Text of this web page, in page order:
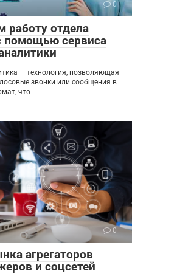
0
работу отдела
помощью сервиса
— технология, позволяющая
звонки или сообщения в
что
0
агрегаторов
и соцсетей